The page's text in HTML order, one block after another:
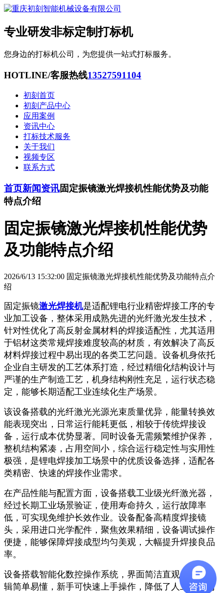
专业研发非标定制打标机
您身边的打标机公司，为您提供一站式打标服务。
HOTLINE/客服热线13527591104
初刻首页
初刻产品中心
应用案例
资讯中心
打标技术服务
关于我们
视频专区
联系方式
首页新闻资讯固定振镜激光焊接机性能优势及功能
特点介绍
固定振镜激光焊接机性能优势
及功能特点介绍
2026/6/13 15:32:00 固定振镜激光焊接机性能优势及功能特点介
绍
固定振镜激光焊接机是适配锂电行业精密焊接工序的专
业加工设备，整体采用成熟先进的光纤激光发生技术，
针对性优化了高反射金属材料的焊接适配性，尤其适用
于铝材这类常规焊接难度较高的材质，有效解决了高反
材料焊接过程中易出现的各类工艺问题。设备机身依托
企业自主研发的工艺体系打造，经过精细化结构设计与
严谨的生产制造工艺，机身结构刚性充足，运行状态稳
定，能够长期适配工业连续化生产场景。
该设备搭载的光纤激光光源光束质量优异，能量转换效
能表现突出，日常运行能耗更低，相较于传统焊接设
备，运行成本优势显著。同时设备无需频繁维护保养，
整机结构紧凑，占用空间小，综合运行稳定性与实用性
极强，是锂电焊接加工场景中的优质设备选择，适配各
类精密、快速的焊接作业需求。
在产品性能与配置方面，设备搭载工业级光纤激光器，
经过长期工业场景验证，使用寿命持久，运行故障率
低，可实现免维护长效作业。设备配备高精度焊接镜
头，采用进口光学配件，聚焦效果精细，设备调试操作
便捷，能够保障焊接成型均匀美观，大幅提升焊接良品
率。
设备搭载智能化数控操作系统，界面简洁直观，操作逻
辑简单易懂，新手可快速上手操作，降低了人工操作门